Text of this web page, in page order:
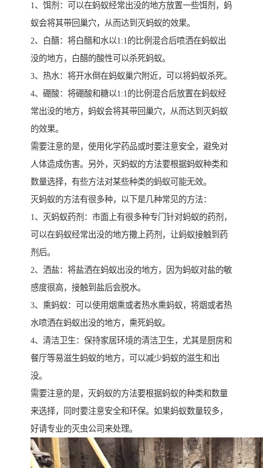
1、饵剂：可以在蚂蚁经常出没的地方放置一些饵剂，蚂
蚁会将其带回巢穴，从而达到灭蚂蚁的效果。
2、白醋：将白醋和水以1:1的比例混合后喷洒在蚂蚁出
没的地方，白醋的酸性可以杀死蚂蚁。
3、热水：将开水倒在蚂蚁巢穴附近，可以将蚂蚁杀死。
4、硼酸：将硼酸和糖以1:1的比例混合后放置在蚂蚁经
常出没的地方，蚂蚁会将其带回巢穴，从而达到灭蚂蚁
的效果。
需要注意的是，使用化学药品或时要注意安全，避免对
人体造成伤害。另外，灭蚂蚁的方法要根据蚂蚁种类和
数量选择，有些方法对某些种类的蚂蚁可能无效。
灭蚂蚁的方法有很多种，以下是几种常见的方法：
1、灭蚂蚁药剂：市面上有很多种专门针对蚂蚁的药剂，
可以在蚂蚁经常出没的地方撒上药剂，让蚂蚁接触到药
剂后。
2、洒盐：将盐洒在蚂蚁出没的地方，因为蚂蚁对盐的敏
感度很高，接触到盐后会脱水。
3、熏蚂蚁：可以使用烟熏或者热水熏蚂蚁，将烟或者热
水喷洒在蚂蚁出没的地方，熏死蚂蚁。
4、清洁卫生：保持家居环境的清洁卫生，尤其是厨房和
餐厅等易滋生蚂蚁的地方，可以减少蚂蚁的滋生和出
没。
需要注意的是，灭蚂蚁的方法要根据蚂蚁的种类和数量
来选择，同时要注意安全和环保。如果蚂蚁数量较多，
好请专业的灭虫公司来处理。